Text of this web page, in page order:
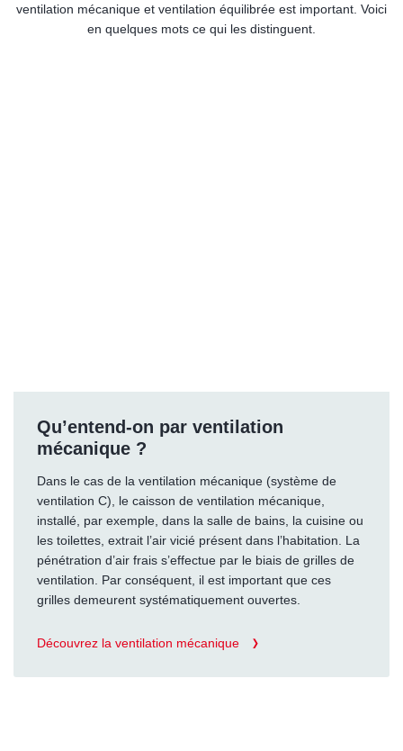
ventilation mécanique et ventilation équilibrée est important. Voici
en quelques mots ce qui les distinguent.
Qu’entend-on par ventilation
mécanique ?
Dans le cas de la ventilation mécanique (système de
ventilation C), le caisson de ventilation mécanique,
installé, par exemple, dans la salle de bains, la cuisine ou
les toilettes, extrait l’air vicié présent dans l’habitation. La
pénétration d’air frais s’effectue par le biais de grilles de
ventilation. Par conséquent, il est important que ces
grilles demeurent systématiquement ouvertes.
Découvrez la ventilation mécanique